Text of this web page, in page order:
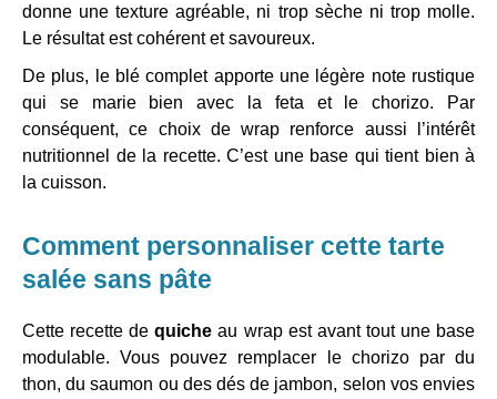
donne une texture agréable, ni trop sèche ni trop molle.
Le résultat est cohérent et savoureux.
De plus, le blé complet apporte une légère note rustique
qui se marie bien avec la feta et le chorizo. Par
conséquent, ce choix de wrap renforce aussi l’intérêt
nutritionnel de la recette. C’est une base qui tient bien à
la cuisson.
Comment personnaliser cette tarte
salée sans pâte
Cette recette dequiche au wrap est avant tout une base
modulable. Vous pouvez remplacer le chorizo par du
thon, du saumon ou des dés de jambon, selon vos envies